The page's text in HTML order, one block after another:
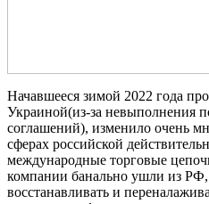
Начавшееся зимой 2022 года
Украиной(из-за невыполнения
соглашений), изменило очень
сферах российской
международные торговые
компании банально ушли из
восстанавливать и